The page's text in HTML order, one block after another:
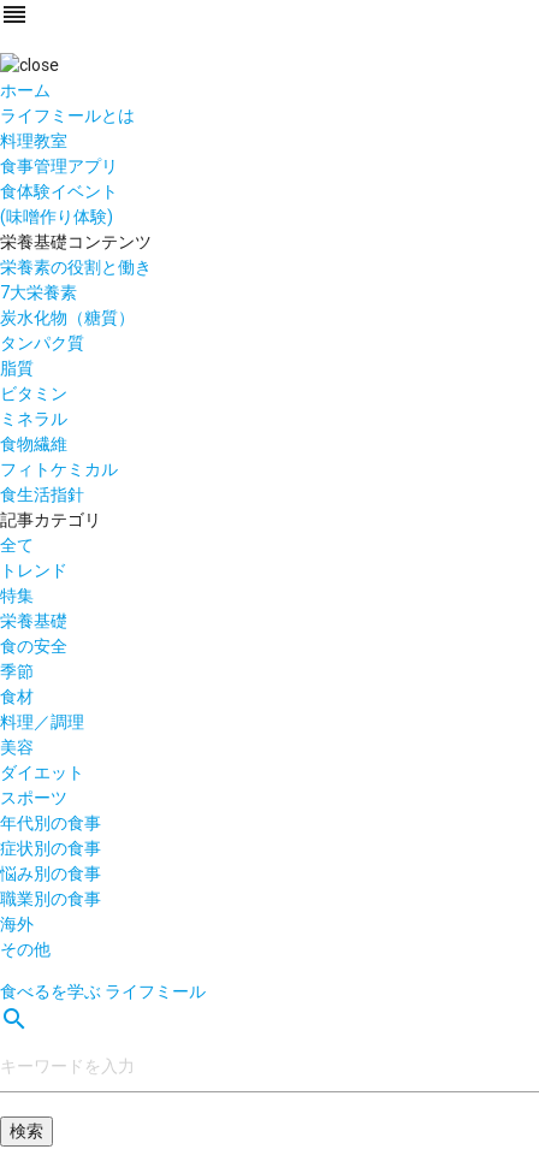
reorder
ホーム
ライフミールとは
料理教室
食事管理アプリ
食体験イベント
(味噌作り体験)
栄養基礎コンテンツ
栄養素の役割と働き
7大栄養素
炭水化物（糖質）
タンパク質
脂質
ビタミン
ミネラル
食物繊維
フィトケミカル
食生活指針
記事カテゴリ
全て
トレンド
特集
栄養基礎
食の安全
季節
食材
料理／調理
美容
ダイエット
スポーツ
年代別の食事
症状別の食事
悩み別の食事
職業別の食事
海外
その他
食べるを学ぶ ライフミール
search